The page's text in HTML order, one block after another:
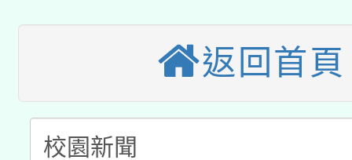
招)
本館辦理115年度閱讀
暨閱讀推動專業研習
科技賦能─人工智慧
礎課程
A3數位素養講師名單
「數位內容與教學軟體
返回首頁